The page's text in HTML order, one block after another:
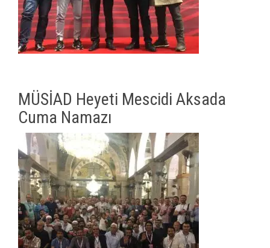
MÜSİAD Heyeti Mescidi Aksada
Cuma Namazı